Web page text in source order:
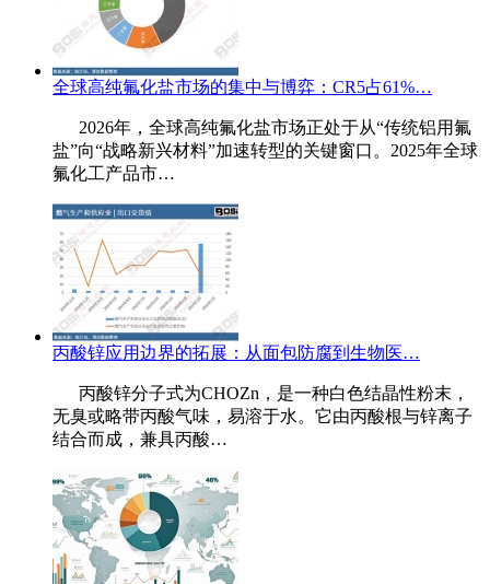
全球高纯氟化盐市场的集中与博弈：CR5占61%…
2026年，全球高纯氟化盐市场正处于从“传统铝用氟
盐”向“战略新兴材料”加速转型的关键窗口。2025年全球
氟化工产品市…
丙酸锌应用边界的拓展：从面包防腐到生物医…
丙酸锌分子式为CHOZn，是一种白色结晶性粉末，
无臭或略带丙酸气味，易溶于水。它由丙酸根与锌离子
结合而成，兼具丙酸…